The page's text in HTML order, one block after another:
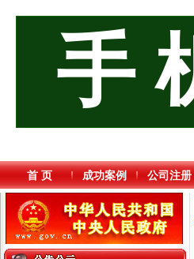
手
首 页 成功案例 公司注册